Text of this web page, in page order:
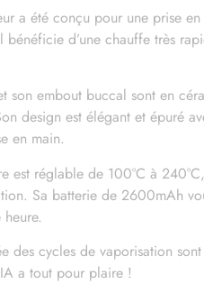
a été conçu pour une prise
bénéficie d’une chauffe très
son embout buccal sont en
design est élégant et épuré
en main.
est réglable de 100°C à
Sa batterie de 2600mAh
heure.
des cycles de vaporisation
a tout pour plaire !